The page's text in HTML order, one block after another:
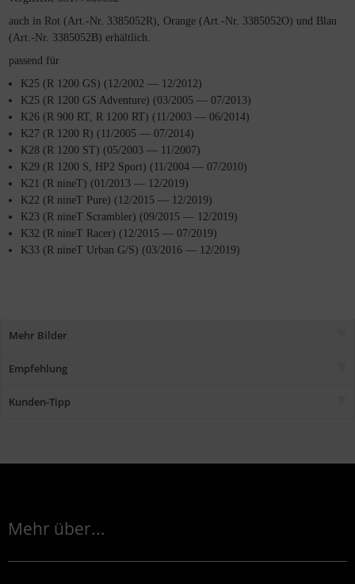
auch in Rot (Art.-Nr. 3385052R), Orange (Art.-Nr. 3385052O) und Blau
(Art.-Nr. 3385052B) erhältlich.
passend für
K25 (R 1200 GS) (12/2002 — 12/2012)
K25 (R 1200 GS Adventure) (03/2005 — 07/2013)
K26 (R 900 RT, R 1200 RT) (11/2003 — 06/2014)
K27 (R 1200 R) (11/2005 — 07/2014)
K28 (R 1200 ST) (05/2003 — 11/2007)
K29 (R 1200 S, HP2 Sport) (11/2004 — 07/2010)
K21 (R nineT) (01/2013 — 12/2019)
K22 (R nineT Pure) (12/2015 — 12/2019)
K23 (R nineT Scrambler) (09/2015 — 12/2019)
K32 (R nineT Racer) (12/2015 — 07/2019)
K33 (R nineT Urban G/S) (03/2016 — 12/2019)
Mehr Bilder
Empfehlung
Kunden-Tipp
Mehr über...